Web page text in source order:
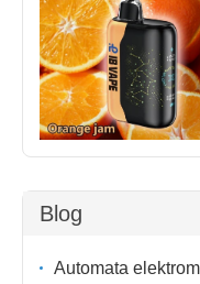
Blog
Automata